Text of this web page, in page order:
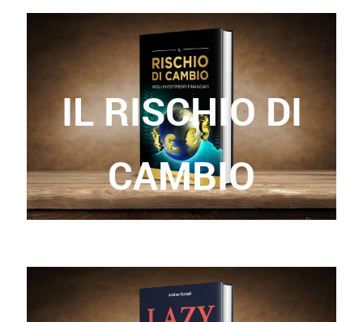
IL RISCHIO DI
CAMBIO